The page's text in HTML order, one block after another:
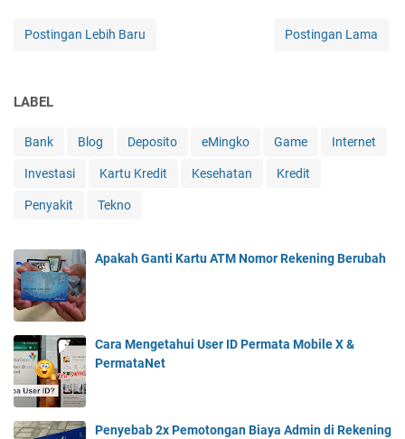
Postingan Lebih Baru Postingan Lama
LABEL
Bank Blog Deposito eMingko Game Internet
Investasi Kartu Kredit Kesehatan Kredit
Penyakit Tekno
Apakah Ganti Kartu ATM Nomor Rekening Berubah
Cara Mengetahui User ID Permata Mobile X &
PermataNet
Penyebab 2x Pemotongan Biaya Admin di Rekening